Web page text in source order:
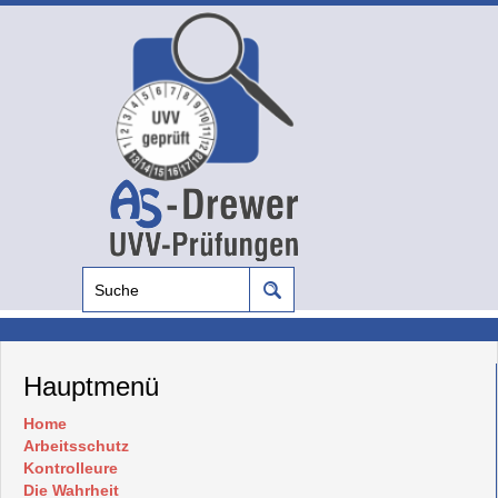
Hauptmenü
Home
Arbeitsschutz
Kontrolleure
Die Wahrheit